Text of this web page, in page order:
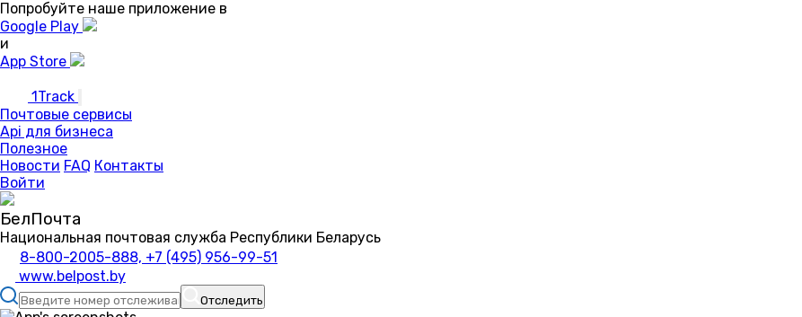
Попробуйте наше приложение в
Google Play
и
App Store
1Track
Почтовые сервисы
Api для бизнеса
Полезное
Новости FAQ Контакты
Войти
БелПочта
Национальная почтовая служба Республики Беларусь
8-800-2005-888, +7 (495) 956-99-51
www.belpost.by
Отследить